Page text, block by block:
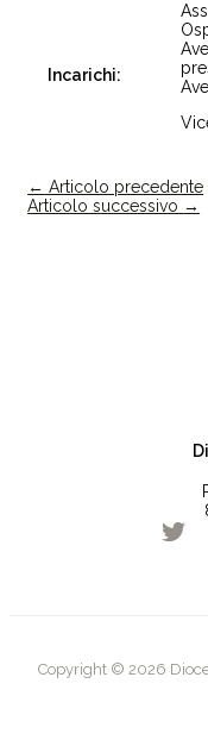
Incarichi:
← Articolo precedente
Articolo successivo →
Copyright © 2026